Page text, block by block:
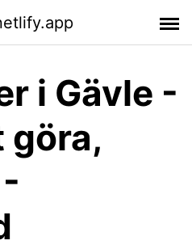
i Gävle -
göra,